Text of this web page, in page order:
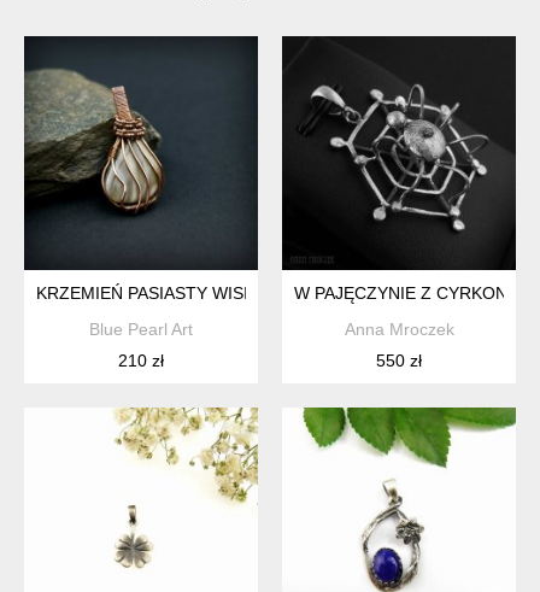
KRZEMIEŃ PASIASTY WISIOREK WIRE WRAPPING
Blue Pearl Art
210 zł
W PAJĘCZYNIE Z CYRKONIĄ
Anna Mroczek
550 zł